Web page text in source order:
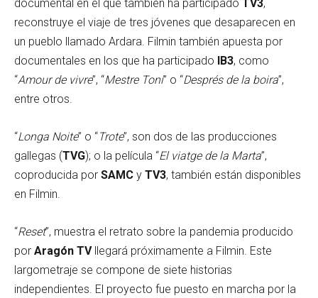
documental en el que también ha participado TV3,
reconstruye el viaje de tres jóvenes que desaparecen en
un pueblo llamado Ardara. Filmin también apuesta por
documentales en los que ha participado IB3, como
“Amour de vivre”, “Mestre Toni” o “Després de la boira”,
entre otros.
“Longa Noite” o “Trote”, son dos de las producciones
gallegas (TVG); o la película “El viatge de la Marta”,
coproducida por SAMC y TV3, también están disponibles
en Filmin.
“Reset”, muestra el retrato sobre la pandemia producido
por Aragón TVllegará próximamente a Filmin. Este
largometraje se compone de siete historias
independientes. El proyecto fue puesto en marcha por la